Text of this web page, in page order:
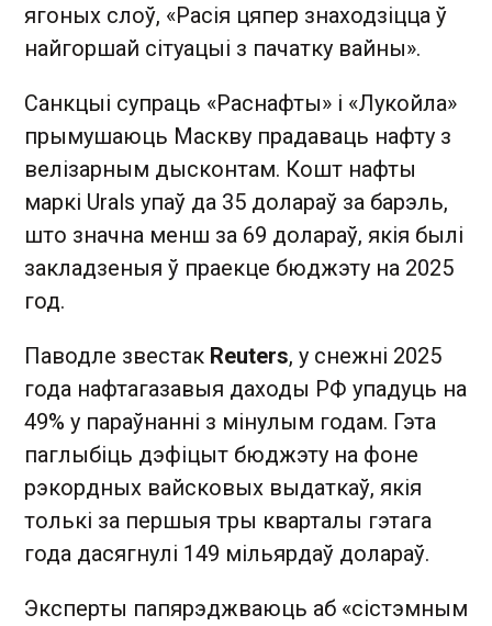
ягоных слоў, «Расія цяпер знаходзіцца ў
найгоршай сітуацыі з пачатку вайны».
Санкцыі супраць «Раснафты» і «Лукойла»
прымушаюць Маскву прадаваць нафту з
велізарным дысконтам. Кошт нафты
маркі Urals упаў да 35 долараў за барэль,
што значна менш за 69 долараў, якія былі
закладзеныя ў праекце бюджэту на 2025
год.
Паводле звестак Reuters, у снежні 2025
года нафтагазавыя даходы РФ упадуць на
49% у параўнанні з мінулым годам. Гэта
паглыбіць дэфіцыт бюджэту на фоне
рэкордных вайсковых выдаткаў, якія
толькі за першыя тры кварталы гэтага
года дасягнулі 149 мільярдаў долараў.
Эксперты папярэджваюць аб «сістэмным